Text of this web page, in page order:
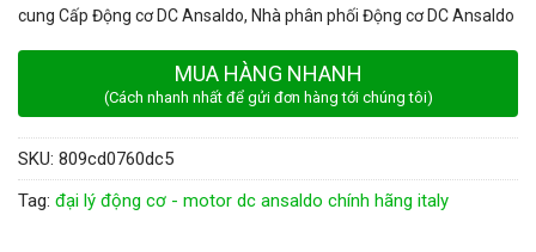
cung Cấp Động cơ DC Ansaldo, Nhà phân phối Động cơ DC Ansaldo
MUA HÀNG NHANH
(Cách nhanh nhất để gửi đơn hàng tới chúng tôi)
SKU: 809cd0760dc5
Tag: đại lý động cơ - motor dc ansaldo chính hãng italy